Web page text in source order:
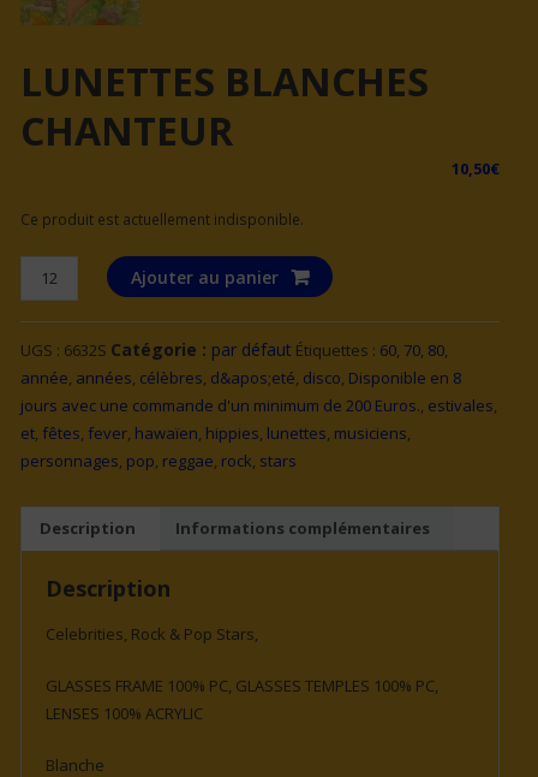
LUNETTES BLANCHES
CHANTEUR
10,50€
Ce produit est actuellement indisponible.
quantité
de
LUNETTES
BLANCHES
CHANTEUR
Ajouter au panier
UGS : 6632S Catégorie : par défaut Étiquettes : 60, 70, 80,
année, années, célèbres, d&apos;eté, disco, Disponible en 8
jours avec une commande d'un minimum de 200 Euros., estivales,
et, fêtes, fever, hawaïen, hippies, lunettes, musiciens,
personnages, pop, reggae, rock, stars
Description Informations complémentaires
Description
Celebrities, Rock & Pop Stars,
GLASSES FRAME 100% PC, GLASSES TEMPLES 100% PC,
LENSES 100% ACRYLIC
Blanche